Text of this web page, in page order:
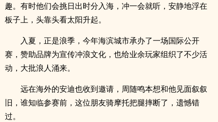
趣。有时他们会挑日出时分入海，冲一会就听，安静地浮在
板子上，头靠头看太阳升起。
入夏，正是浪季，今年海滨城市承办了一场国际公开
赛，赞助品牌为宣传冲浪文化，也给业余玩家组织了不少活
动，大批浪人涌来。
远在海外的安迪也收到邀请，周随鸣本想和他见面叙叙
旧，谁知临参赛前，这位朋友骑摩托把腿摔断了，遗憾错
过。